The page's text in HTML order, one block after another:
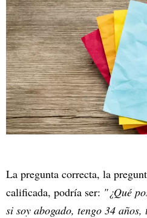
La pregunta correcta, la
calificada, podría ser: "¿Qué
si soy abogado, tengo 34